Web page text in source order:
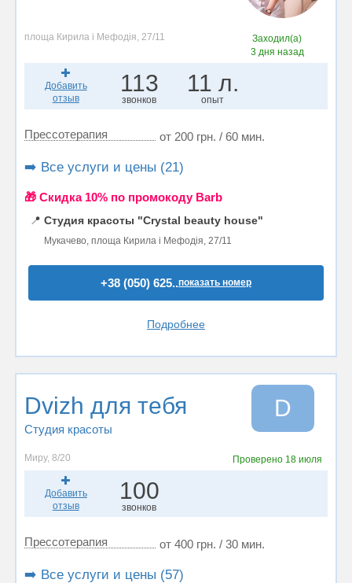
площа Кирила і Мефодія, 27/11
Заходил(а)
3 дня назад
Добавить
отзыв
113
звонков
11 л.
опыт
Прессотерапия от 200 грн. / 60 мин.
➡️ Все услуги и цены (21)
🎁 Cкидка 10% по промокоду Barb
📍 Студия красоты "Crystal beauty house"
Мукачево, площа Кирила і Мефодія, 27/11
+38 (050) 625..показать номер
Подробнее
Dvizh для тебя
Студия красоты
D
Миру, 8/20 Проверено 18 июля
Добавить
отзыв
100
звонков
Прессотерапия от 400 грн. / 30 мин.
➡️ Все услуги и цены (57)